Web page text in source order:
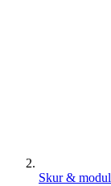
Skur & modul